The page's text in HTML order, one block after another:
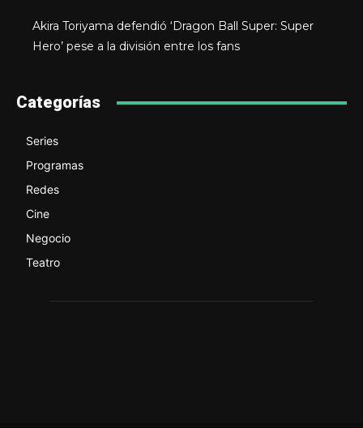
Akira Toriyama defendió ‘Dragon Ball Super: Super
Hero’ pese a la división entre los fans
Categorías
Series
Programas
Redes
Cine
Negocio
Teatro